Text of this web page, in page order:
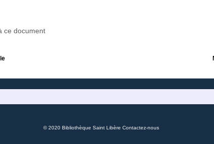
ce document
© 2020 Bibliothèque Saint Libère Contactez-nous